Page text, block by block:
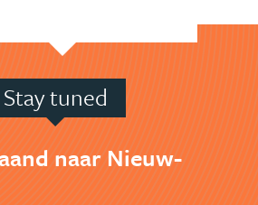
Stay tuned
naar Nieuw-